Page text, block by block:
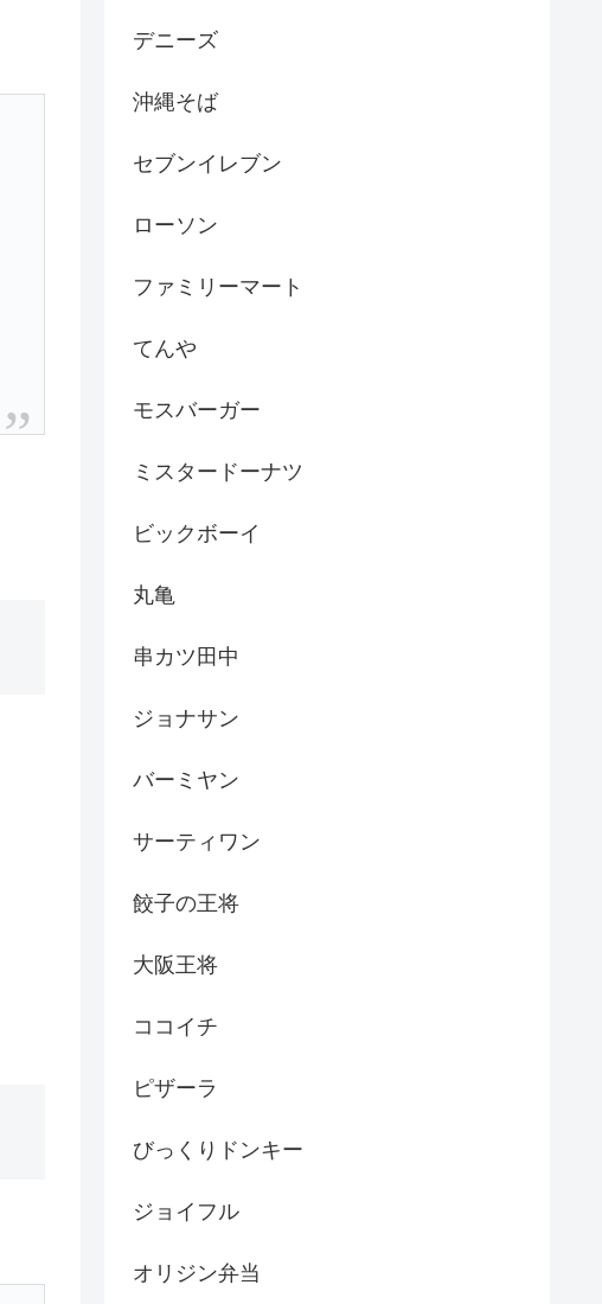
デニーズ
沖縄そば
セブンイレブン
ローソン
ファミリーマート
てんや
モスバーガー
ミスタードーナツ
ビックボーイ
丸亀
串カツ田中
ジョナサン
バーミヤン
サーティワン
餃子の王将
大阪王将
ココイチ
ピザーラ
びっくりドンキー
ジョイフル
オリジン弁当